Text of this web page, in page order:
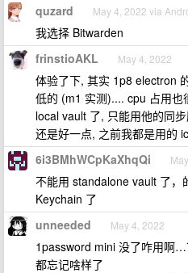
quzard May 4, 2022 via
我选择 Bitwarden
frinstioAKL May 4, 2022
体验了下, 其实 1p8 electron
低的 (m1 实测).... cpu 占用
local vault 了, 只能用他的同
还是好一点, 之前我都是用的
6i3BMhWCpKaXhqQi
不能用 standalone vault 了，
Keychain 了
unneeded May 4, 2022
1password mini 没了咋用啊
都忘记啥样了